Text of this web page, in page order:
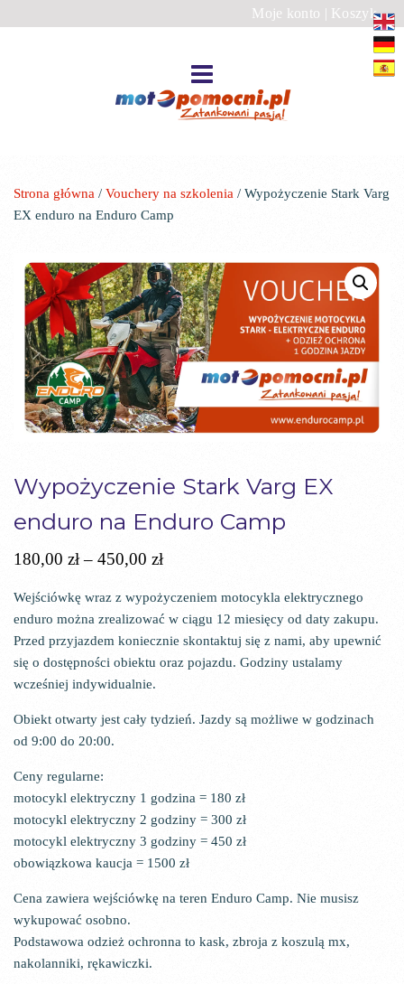
Moje konto | Koszyk
Strona główna / Vouchery na szkolenia / Wypożyczenie Stark Varg
EX enduro na Enduro Camp
Wypożyczenie Stark Varg EX
enduro na Enduro Camp
180,00 zł – 450,00 złZakres
od
180,00 zł
do
450,00 zł
Wejściówkę wraz z wypożyczeniem motocykla elektrycznego
enduro można zrealizować w ciągu 12 miesięcy od daty zakupu.
Przed przyjazdem koniecznie skontaktuj się z nami, aby upewnić
się o dostępności obiektu oraz pojazdu. Godziny ustalamy
wcześniej indywidualnie.
Obiekt otwarty jest cały tydzień. Jazdy są możliwe w godzinach
od 9:00 do 20:00.
Ceny regularne:
motocykl elektryczny 1 godzina = 180 zł
motocykl elektryczny 2 godziny = 300 zł
motocykl elektryczny 3 godziny = 450 zł
obowiązkowa kaucja = 1500 zł
Cena zawiera wejściówkę na teren Enduro Camp. Nie musisz
wykupować osobno.
Podstawowa odzież ochronna to kask, zbroja z koszulą mx,
nakolanniki, rękawiczki.